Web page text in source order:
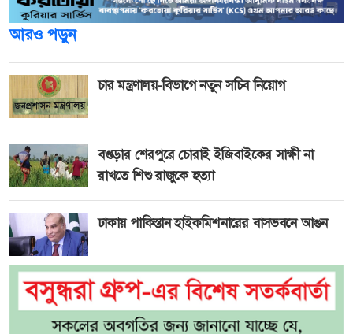
আরও পড়ুন
চার মন্ত্রণালয়-বিভাগে নতুন সচিব নিয়োগ
বগুড়ার শেরপুরে চোরাই ইজিবাইকের সাক্ষী না
রাখতে শিশু রাজুকে হত্যা
ঢাকায় পাকিস্তান হাইকমিশনারের বাসভবনে আগুন